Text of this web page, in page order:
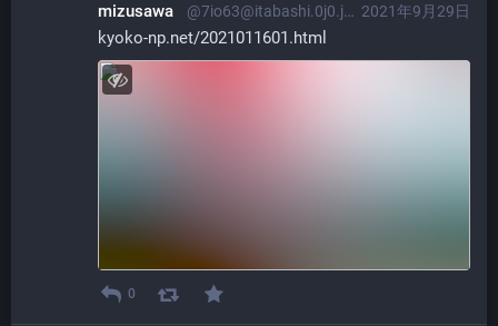
2021年9月29日
mizusawa @7io63@itabashi.0j0.jp
kyoko-np.net/2021011601.html
0